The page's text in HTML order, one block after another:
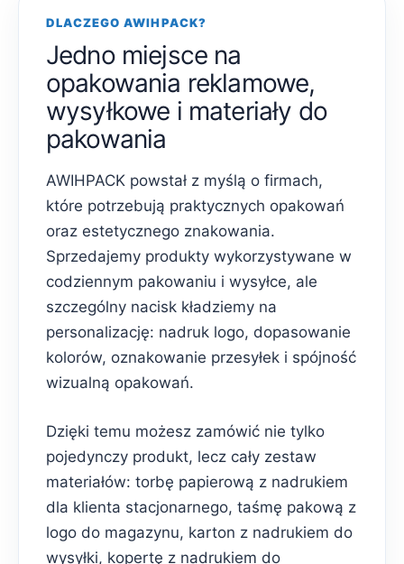
DLACZEGO AWIHPACK?
Jedno miejsce na
opakowania reklamowe,
wysyłkowe i materiały do
pakowania
AWIHPACK powstał z myślą o firmach,
które potrzebują praktycznych opakowań
oraz estetycznego znakowania.
Sprzedajemy produkty wykorzystywane w
codziennym pakowaniu i wysyłce, ale
szczególny nacisk kładziemy na
personalizację: nadruk logo, dopasowanie
kolorów, oznakowanie przesyłek i spójność
wizualną opakowań.
Dzięki temu możesz zamówić nie tylko
pojedynczy produkt, lecz cały zestaw
materiałów: torbę papierową z nadrukiem
dla klienta stacjonarnego, taśmę pakową z
logo do magazynu, karton z nadrukiem do
wysyłki, kopertę z nadrukiem do